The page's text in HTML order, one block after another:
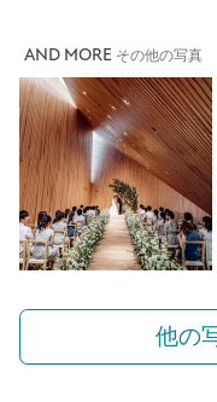
AND MORE その他の写真
他の